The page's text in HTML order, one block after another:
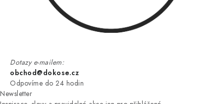
Dotazy e-mailem:
obchod@dokose.cz
Odpovíme do 24 hodin
Newsletter